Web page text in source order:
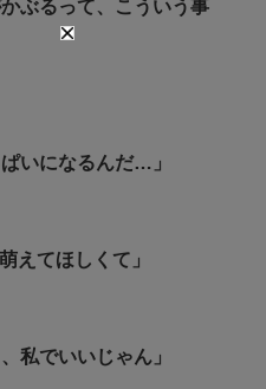
ぶるって、こういう事
いになるんだ…」
えてほしくて」
私でいいじゃん」